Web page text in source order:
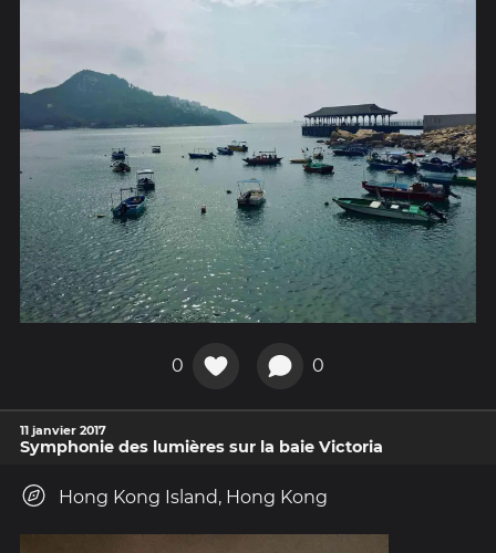
0 0
11 janvier 2017
Symphonie des lumières sur la baie Victoria
Hong Kong Island, Hong Kong